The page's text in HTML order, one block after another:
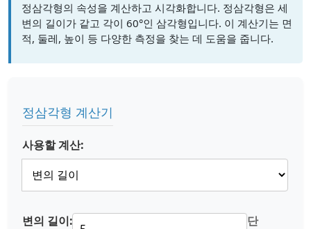
정삼각형의 속성을 계산하고 시각화합니다. 정삼각형은 세
변의 길이가 같고 각이 60°인 삼각형입니다. 이 계산기는 면
적, 둘레, 높이 등 다양한 측정을 찾는 데 도움을 줍니다.
정삼각형 계산기
사용할 계산:
변의 길이:
단